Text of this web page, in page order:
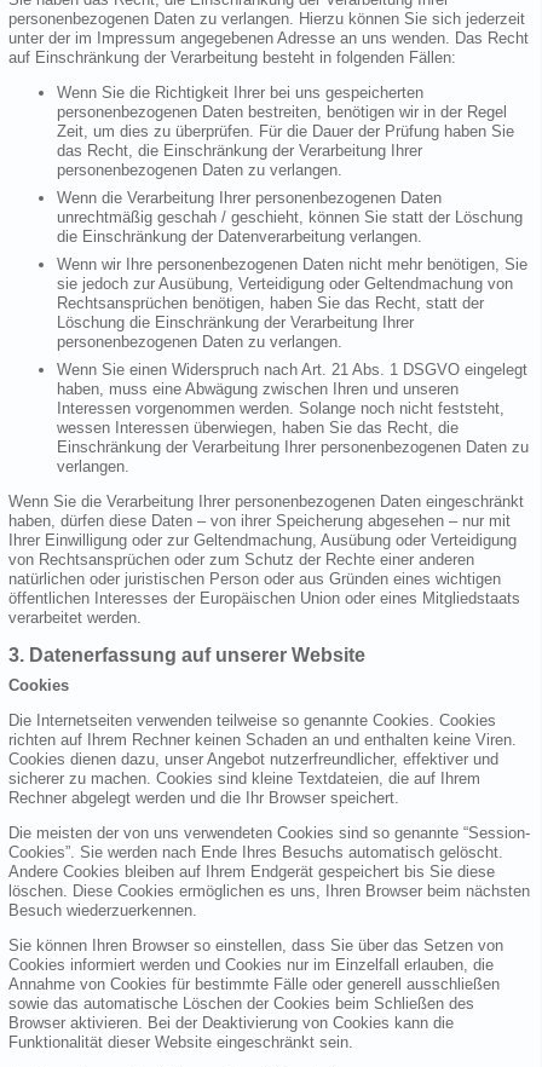
personenbezogenen Daten zu verlangen. Hierzu können Sie sich jederzeit
unter der im Impressum angegebenen Adresse an uns wenden. Das Recht
auf Einschränkung der Verarbeitung besteht in folgenden Fällen:
Wenn Sie die Richtigkeit Ihrer bei uns gespeicherten
personenbezogenen Daten bestreiten, benötigen wir in der Regel
Zeit, um dies zu überprüfen. Für die Dauer der Prüfung haben Sie
das Recht, die Einschränkung der Verarbeitung Ihrer
personenbezogenen Daten zu verlangen.
Wenn die Verarbeitung Ihrer personenbezogenen Daten
unrechtmäßig geschah / geschieht, können Sie statt der Löschung
die Einschränkung der Datenverarbeitung verlangen.
Wenn wir Ihre personenbezogenen Daten nicht mehr benötigen, Sie
sie jedoch zur Ausübung, Verteidigung oder Geltendmachung von
Rechtsansprüchen benötigen, haben Sie das Recht, statt der
Löschung die Einschränkung der Verarbeitung Ihrer
personenbezogenen Daten zu verlangen.
Wenn Sie einen Widerspruch nach Art. 21 Abs. 1 DSGVO eingelegt
haben, muss eine Abwägung zwischen Ihren und unseren
Interessen vorgenommen werden. Solange noch nicht feststeht,
wessen Interessen überwiegen, haben Sie das Recht, die
Einschränkung der Verarbeitung Ihrer personenbezogenen Daten zu
verlangen.
Wenn Sie die Verarbeitung Ihrer personenbezogenen Daten eingeschränkt
haben, dürfen diese Daten – von ihrer Speicherung abgesehen – nur mit
Ihrer Einwilligung oder zur Geltendmachung, Ausübung oder Verteidigung
von Rechtsansprüchen oder zum Schutz der Rechte einer anderen
natürlichen oder juristischen Person oder aus Gründen eines wichtigen
öffentlichen Interesses der Europäischen Union oder eines Mitgliedstaats
verarbeitet werden.
3. Datenerfassung auf unserer Website
Cookies
Die Internetseiten verwenden teilweise so genannte Cookies. Cookies
richten auf Ihrem Rechner keinen Schaden an und enthalten keine Viren.
Cookies dienen dazu, unser Angebot nutzerfreundlicher, effektiver und
sicherer zu machen. Cookies sind kleine Textdateien, die auf Ihrem
Rechner abgelegt werden und die Ihr Browser speichert.
Die meisten der von uns verwendeten Cookies sind so genannte “Session-
Cookies”. Sie werden nach Ende Ihres Besuchs automatisch gelöscht.
Andere Cookies bleiben auf Ihrem Endgerät gespeichert bis Sie diese
löschen. Diese Cookies ermöglichen es uns, Ihren Browser beim nächsten
Besuch wiederzuerkennen.
Sie können Ihren Browser so einstellen, dass Sie über das Setzen von
Cookies informiert werden und Cookies nur im Einzelfall erlauben, die
Annahme von Cookies für bestimmte Fälle oder generell ausschließen
sowie das automatische Löschen der Cookies beim Schließen des
Browser aktivieren. Bei der Deaktivierung von Cookies kann die
Funktionalität dieser Website eingeschränkt sein.